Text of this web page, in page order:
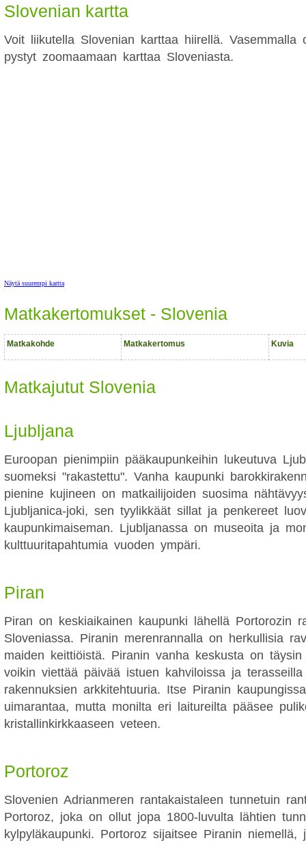
Slovenian kartta
Voit liikutella Slovenian karttaa hiirellä. Vasemmalla
pystyt zoomaamaan karttaa Sloveniasta.
Näytä suurempi kartta
Matkakertomukset - Slovenia
Matkakohde Matkakertomus Kuvia
Matkajutut Slovenia
Ljubljana
Euroopan pienimpiin pääkaupunkeihin lukeutuva
suomeksi "rakastettu". Vanha kaupunki
pienine kujineen on matkailijoiden suosima
Ljubljanica-joki, sen tyylikkäät sillat ja penkereet
kaupunkimaiseman. Ljubljanassa on museoita ja
kulttuuritapahtumia vuoden ympäri.
Piran
Piran on keskiaikainen kaupunki lähellä Portorozin
Sloveniassa. Piranin merenrannalla on herkullisia
maiden keittiöistä. Piranin vanha keskusta on
voikin viettää päivää istuen kahviloissa ja terasseilla
rakennuksien arkkitehtuuria. Itse Piranin
uimarantaa, mutta monilta eri laitureilta pääsee
kristallinkirkkaaseen veteen.
Portoroz
Slovenien Adrianmeren rantakaistaleen tunnetuin
Portoroz, joka on ollut jopa 1800-luvulta lähtien
kylpyläkaupunki. Portoroz sijaitsee Piranin niemellä,